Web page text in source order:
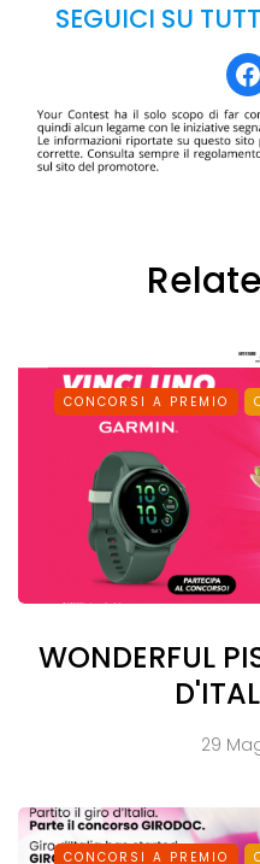
SEGUICI SU
CONCORSI A PREMIO
WONDERFUL
29
CONCORSI A PREMIO